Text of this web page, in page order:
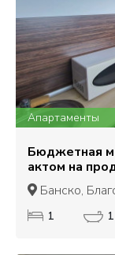
Апартаменты
Бюджетная
актом на
Банско,
1 1